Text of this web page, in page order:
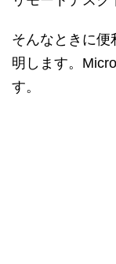
そんなときに便
明します。
す。